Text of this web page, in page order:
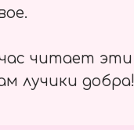
читает
лучики добра!